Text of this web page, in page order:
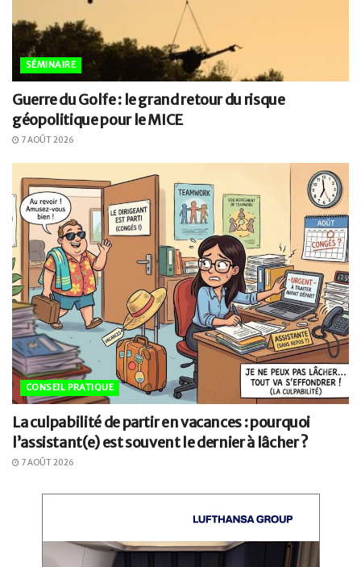
SÉMINAIRE
Guerre du Golfe : le grand retour du risque
géopolitique pour le MICE
7 AOÛT 2026
CONSEIL PRATIQUE
La culpabilité de partir en vacances : pourquoi
l’assistant(e) est souvent le dernier à lâcher ?
7 AOÛT 2026